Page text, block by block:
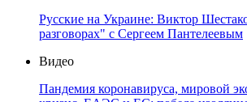
Русские на Украине: Виктор
разговорах" с Сергеем Пантелеевым
Видео
Пандемия коронавируса, мировой